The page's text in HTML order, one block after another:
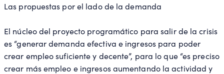
Las propuestas por el lado de la demanda
El núcleo del proyecto programático para salir de la crisis
es “generar demanda efectiva e ingresos para poder
crear empleo suficiente y decente”, para lo que “es preciso
crear más empleo e ingresos aumentando la actividad y